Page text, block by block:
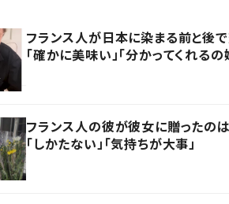
フランス人が日本に染まる前と
「確かに美味い」「分かってくれる
フランス人の彼が彼女に贈ったの
「しかたない」「気持ちが大事」